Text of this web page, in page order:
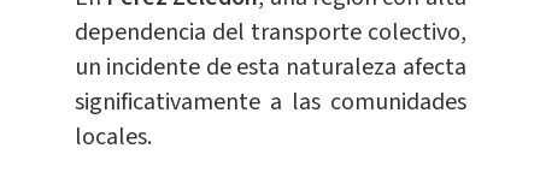
dependencia del transporte colectivo,
un incidente de esta naturaleza afecta
significativamente a las comunidades
locales.